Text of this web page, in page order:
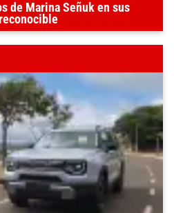
de Marina Señuk en sus